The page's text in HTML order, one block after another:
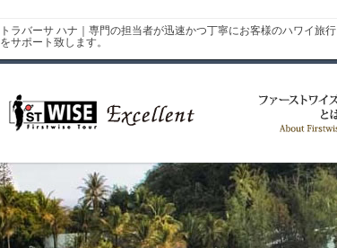
トラバーサ ハナ｜専門の担当者が迅速かつ丁寧にお客様のハワイ旅行
をサポート致します。